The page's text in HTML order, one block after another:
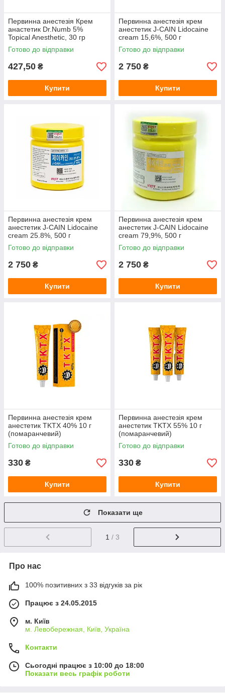
Первинна анестезія Крем
анастетик Dr.Numb 5%
Topical Anesthetic, 30 гр
Готово до відправки
427,50 ₴
Купити
Первинна анестезія крем
анестетик J-CAIN Lidocaine
cream 15,6%, 500 г
Готово до відправки
2 750 ₴
Купити
Первинна анестезія крем
анестетик J-CAIN Lidocaine
cream 25.8%, 500 г
Готово до відправки
2 750 ₴
Купити
Первинна анестезія крем
анестетик J-CAIN Lidocaine
cream 79,9%, 500 г
Готово до відправки
2 750 ₴
Купити
Первинна анестезія крем
анестетик TKTX 40% 10 г
(помаранчевий)
Готово до відправки
330 ₴
Купити
Первинна анестезія крем
анестетик TKTX 55% 10 г
(помаранчевий)
Готово до відправки
330 ₴
Купити
Показати ще
1 / 3
Про нас
100% позитивних з 33 відгуків за рік
Працює з 24.05.2015
м. Київ
м. Левобережная, Київ, Україна
Контакти
Сьогодні працює з 10:00 до 18:00
Показати весь графік роботи